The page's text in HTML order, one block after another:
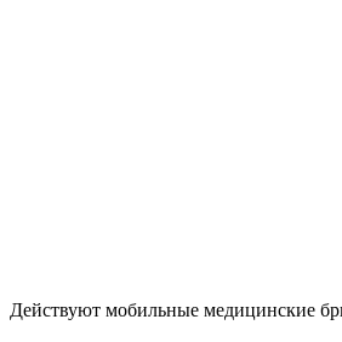
Действуют мобильные медицинские